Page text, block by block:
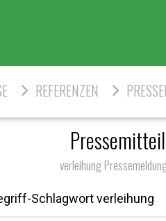
REFERENZEN
verleihung
Schlagwort verleihung